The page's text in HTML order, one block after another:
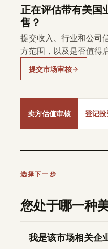
正在评估带有美国
售？
提交收入、行业和公司
方范围，以及是否值得
提交市场审核
卖方估值审核 登记
选择下一步
您处于哪一种
我是该市场相关企